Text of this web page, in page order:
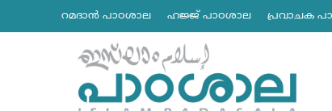
റമദാന്‍ പാഠശാല ഹജ്ജ് പാഠശാല പ്രവാചക